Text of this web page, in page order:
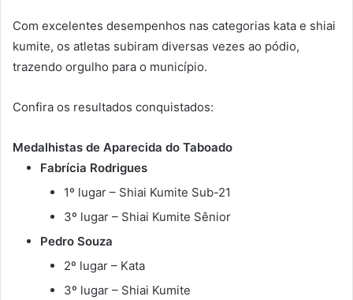
Com excelentes desempenhos nas categorias kata e shiai
kumite, os atletas subiram diversas vezes ao pódio,
trazendo orgulho para o município.
Confira os resultados conquistados:
Medalhistas de Aparecida do Taboado
Fabrícia Rodrigues
1º lugar – Shiai Kumite Sub-21
3º lugar – Shiai Kumite Sênior
Pedro Souza
2º lugar – Kata
3º lugar – Shiai Kumite